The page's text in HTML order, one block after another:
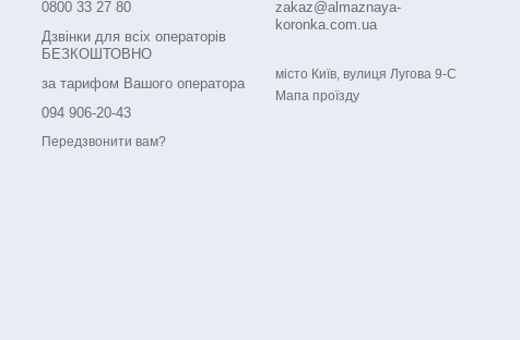
0800 33 27 80
Дзвінки для всіх операторів
БЕЗКОШТОВНО
за тарифом Вашого оператора
094 906-20-43
Передзвонити вам?
zakaz@almaznaya-
koronka.com.ua
місто Київ, вулиця Лугова 9-С
Мапа проїзду